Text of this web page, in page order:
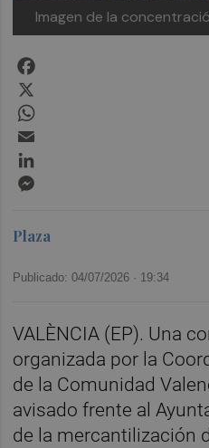
Imagen de la
Plaza
Publicado: 04/07/2026 · 19:34
VALÈNCIA (EP). Una
organizada por la
de la Comunidad
avisado frente al
de la mercantilización